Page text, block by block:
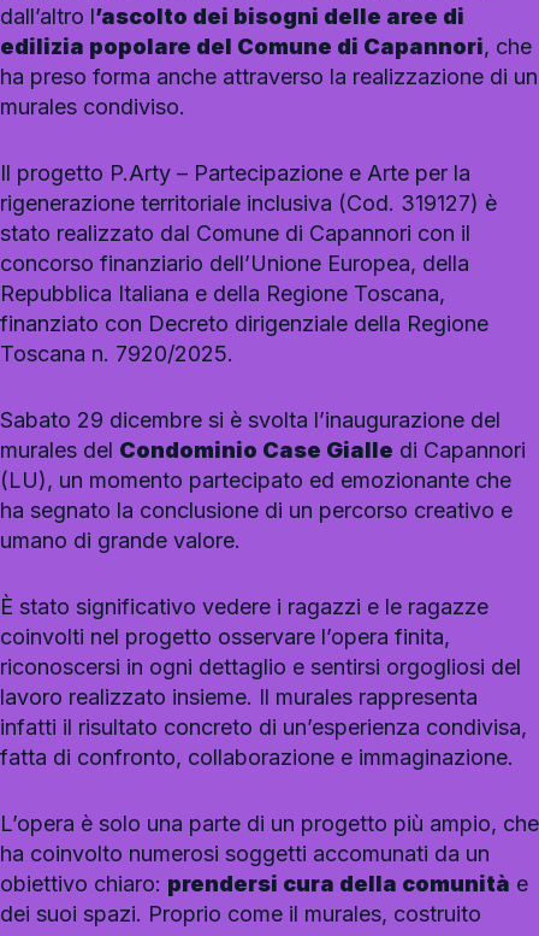
dall’altro l’ascolto dei bisogni delle aree di
edilizia popolare del Comune di Capannori, che
ha preso forma anche attraverso la realizzazione di un
murales condiviso.
Il progetto P.Arty – Partecipazione e Arte per la
rigenerazione territoriale inclusiva (Cod. 319127) è
stato realizzato dal Comune di Capannori con il
concorso finanziario dell’Unione Europea, della
Repubblica Italiana e della Regione Toscana,
finanziato con Decreto dirigenziale della Regione
Toscana n. 7920/2025.
Sabato 29 dicembre si è svolta l’inaugurazione del
murales del Condominio Case Gialle di Capannori
(LU), un momento partecipato ed emozionante che
ha segnato la conclusione di un percorso creativo e
umano di grande valore.
È stato significativo vedere i ragazzi e le ragazze
coinvolti nel progetto osservare l’opera finita,
riconoscersi in ogni dettaglio e sentirsi orgogliosi del
lavoro realizzato insieme. Il murales rappresenta
infatti il risultato concreto di un’esperienza condivisa,
fatta di confronto, collaborazione e immaginazione.
L’opera è solo una parte di un progetto più ampio, che
ha coinvolto numerosi soggetti accomunati da un
obiettivo chiaro: prendersi cura della comunità e
dei suoi spazi. Proprio come il murales, costruito